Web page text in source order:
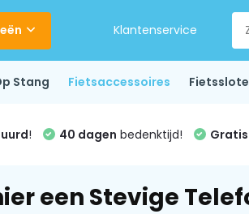
Klantenservice
Stang Fietsaccessoires
! 40 dagen bedenktijd!
een Stevige